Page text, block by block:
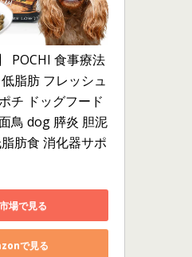
POCHI 食事療法
脂肪 フレッシュ
チ ドッグフード
鳥 dog 膵炎 胆泥
肪食 消化器サポ
場で見る
で見る